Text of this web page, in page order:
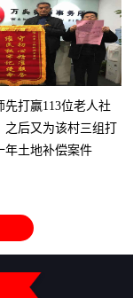
先打赢113位老人社
之后又为该村三组打
年土地补偿案件